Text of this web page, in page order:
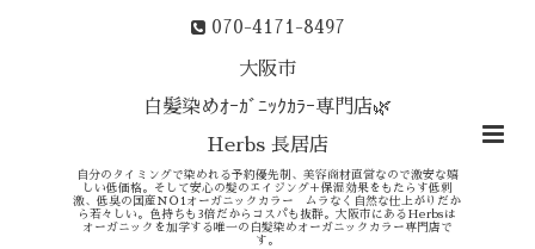
070-4171-8497
大阪市
白髪染めｵｰｶﾞﾆｯｸｶﾗｰ専門店🌿
Herbs 長居店
自分のタイミングで染めれる予約優先制、美容商材直営なので激安な嬉
しい低価格。そして安心の髪のエイジング＋保湿効果をもたらす低刺
激、低臭の国産ＮＯ1オーガニックカラー ムラなく自然な仕上がりだか
ら若々しい。色持ちも3倍だからコスパも抜群。大阪市にあるHerbsは
オーガニックを加学する唯一の白髪染めオーガニックカラー専門店で
す。